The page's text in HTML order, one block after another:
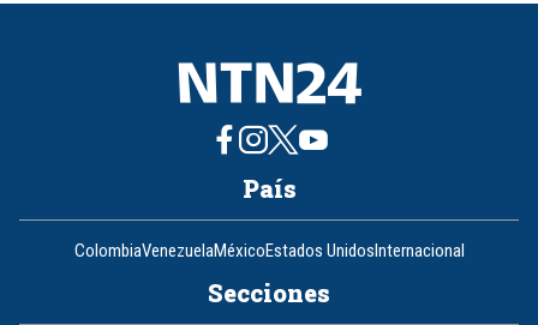
8
País
ColombiaVenezuelaMéxicoEstados UnidosInternacional
Secciones